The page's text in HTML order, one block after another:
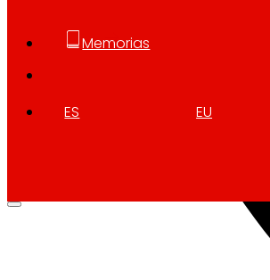
Memorias
ES EU